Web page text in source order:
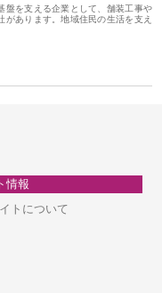
盤を支える企業として、舗装工事や
があります。地域住民の生活を支え
情報
トについて